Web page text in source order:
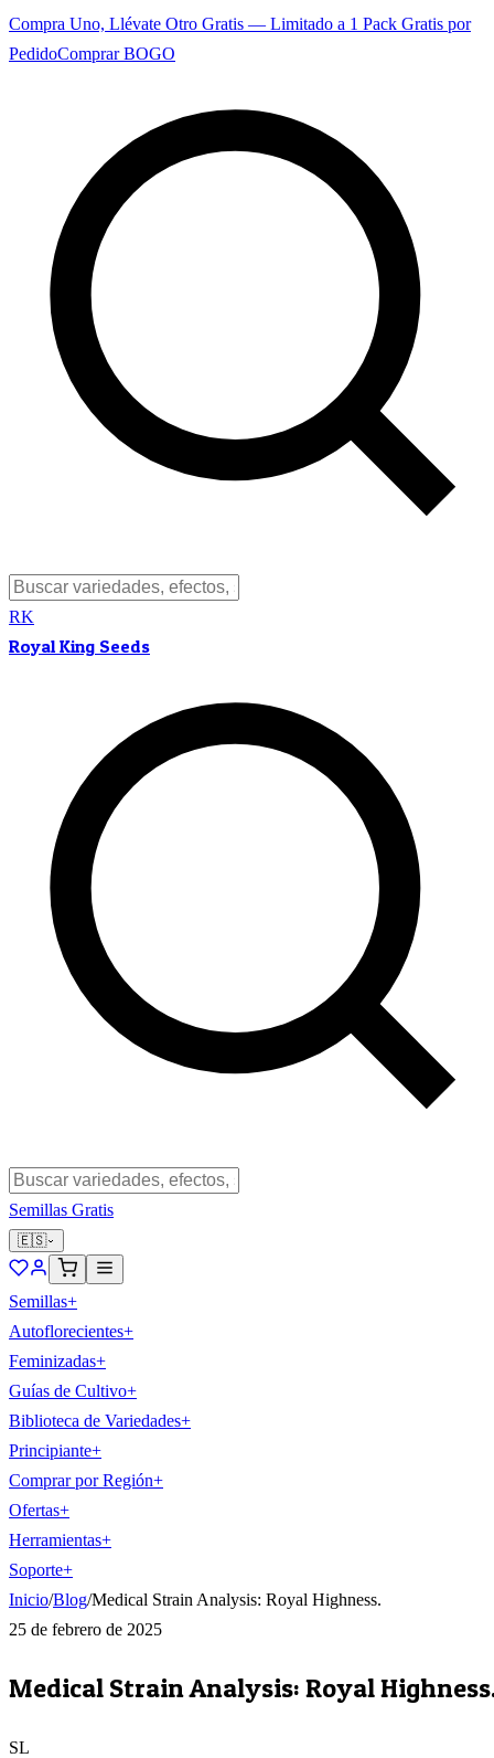
Compra Uno, Llévate Otro Gratis — Limitado a 1 Pack Gratis por
PedidoComprar BOGO
RK
Royal King Seeds
Semillas Gratis
🇪🇸
Semillas+
Autoflorecientes+
Feminizadas+
Guías de Cultivo+
Biblioteca de Variedades+
Principiante+
Comprar por Región+
Ofertas+
Herramientas+
Soporte+
Inicio/Blog/Medical Strain Analysis: Royal Highness.
25 de febrero de 2025
Medical Strain Analysis: Royal
SL